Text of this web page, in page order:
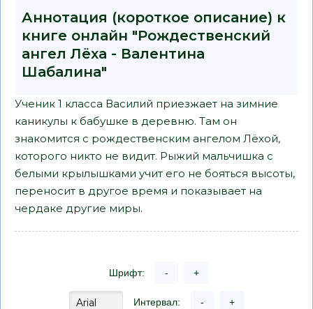
Аннотация (короткое описание) к
книге онлайн "Рождественский
ангел Лёха - Валентина
Шабалина"
Ученик 1 класса Василий приезжает на зимние
каникулы к бабушке в деревню. Там он
знакомится с рождественским ангелом Лёхой,
которого никто не видит. Рыжий мальчишка с
белыми крылышками учит его не бояться высоты,
переносит в другое время и показывает на
чердаке другие миры.
Шрифт: - +
Интервал: - +